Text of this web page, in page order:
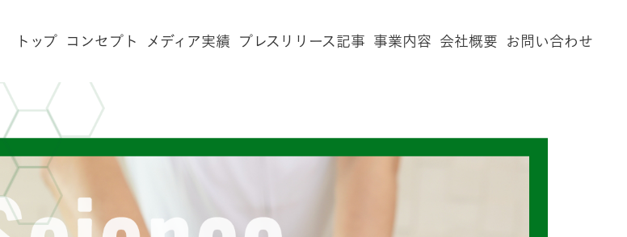
トップ コンセプト メディア実績 プレスリリース記事 事業内容 会社概要 お問い合わせ